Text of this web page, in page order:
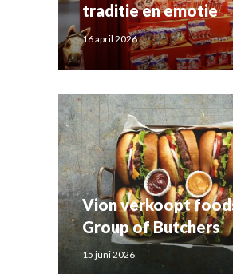
traditie en emotie
16 april 2026
Vion verkoopt
Group of Butchers
15 juni 2026